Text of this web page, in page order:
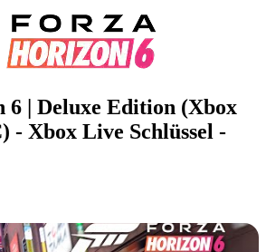
6 | Deluxe Edition (Xbox
- Xbox Live Schlüssel -